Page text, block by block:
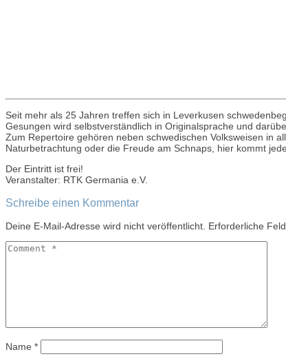
Seit mehr als 25 Jahren treffen sich in Leverkusen
Gesungen wird selbstverständlich in Originalsprache und
Zum Repertoire gehören neben schwedischen Volksweisen in
Naturbetrachtung oder die Freude am Schnaps, hier kommt
Der Eintritt ist frei!
Veranstalter: RTK Germania e.V.
Post
Schreibe einen Kommentar
Deine E-Mail-Adresse wird nicht veröffentlicht. Erforderliche
Name *